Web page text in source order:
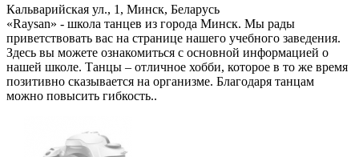
Кальварийская ул., 1, Минск, Беларусь
«Raysan» - школа танцев из города Минск. Мы рады
приветствовать вас на странице нашего учебного заведения.
Здесь вы можете ознакомиться с основной информацией о
нашей школе. Танцы – отличное хобби, которое в то же время
позитивно сказывается на организме. Благодаря танцам
можно повысить гибкость..